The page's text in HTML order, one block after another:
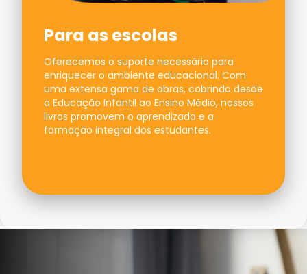
Para as escolas
Oferecemos o suporte necessário para
enriquecer o ambiente educacional. Com
uma extensa gama de obras, cobrindo desde
a Educação Infantil ao Ensino Médio, nossos
livros promovem o aprendizado e a
formação integral dos estudantes.